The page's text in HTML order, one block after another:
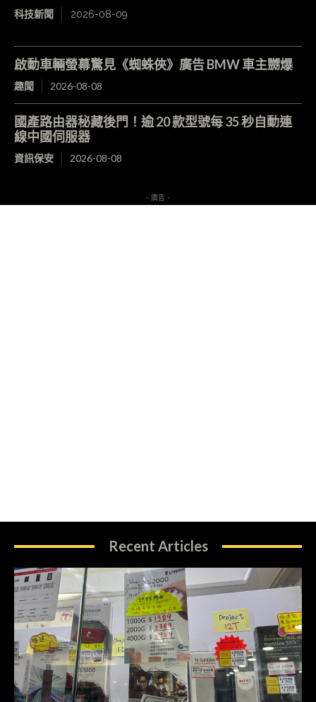
科技新聞 2026-08-09
啟動車輛螢幕驚見《蜘蛛俠》廣告 BMW 車主嬲爆
趣聞 2026-08-08
國產路由器秘藏後門！逾 20 款型號每 35 秒自動連
線中國伺服器
資訊保安 2026-08-08
- 廣告 -
Recent Articles